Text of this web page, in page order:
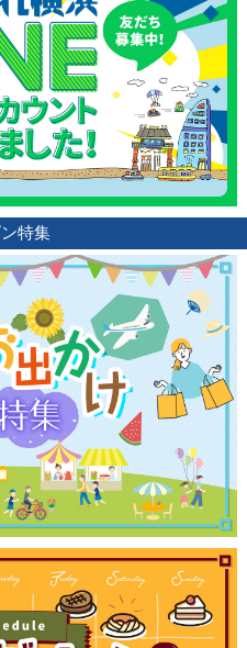
特集